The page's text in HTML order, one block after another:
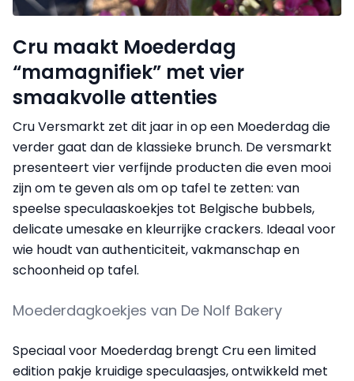
Cru maakt Moederdag
“mamagnifiek” met vier
smaakvolle attenties
Cru Versmarkt zet dit jaar in op een Moederdag die
verder gaat dan de klassieke brunch. De versmarkt
presenteert vier verfijnde producten die even mooi
zijn om te geven als om op tafel te zetten: van
speelse speculaaskoekjes tot Belgische bubbels,
delicate umesake en kleurrijke crackers. Ideaal voor
wie houdt van authenticiteit, vakmanschap en
schoonheid op tafel.
Moederdagkoekjes van De Nolf Bakery
Speciaal voor Moederdag brengt Cru een limited
edition pakje kruidige speculaasjes, ontwikkeld met